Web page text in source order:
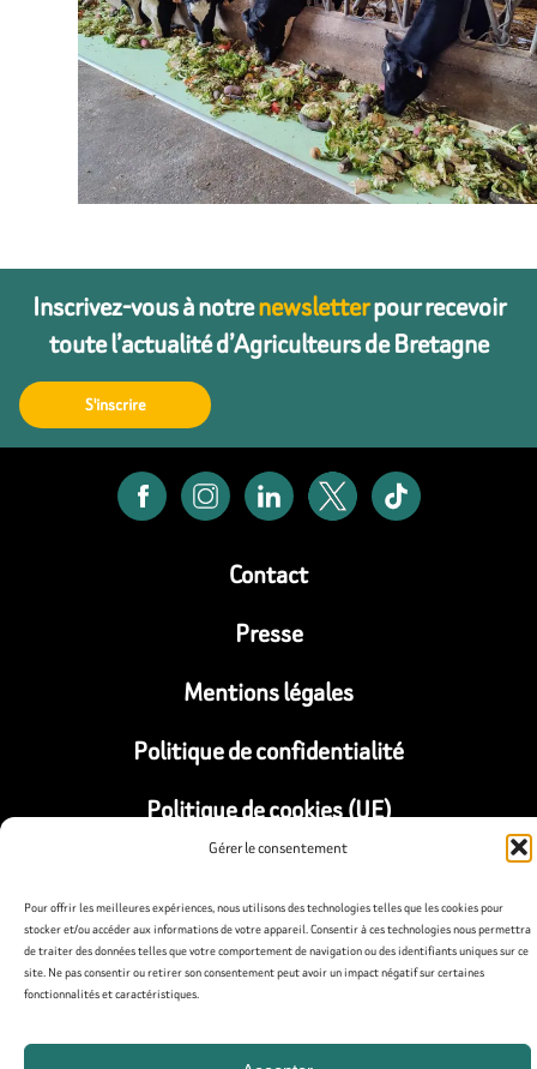
Gérer le consentement
Pour offrir les meilleures expériences, nous utilisons des technologies telles que les cookies pour
stocker et/ou accéder aux informations de votre appareil. Consentir à ces technologies nous permettra
de traiter des données telles que votre comportement de navigation ou des identifiants uniques sur ce
site. Ne pas consentir ou retirer son consentement peut avoir un impact négatif sur certaines
fonctionnalités et caractéristiques.
Inscrivez-vous à notrenewsletterpour recevoir
toute l’actualité d’Agriculteurs de Bretagne
S'inscrire
Contact
Presse
Mentions légales
Politique de confidentialité
Politique de cookies (UE)